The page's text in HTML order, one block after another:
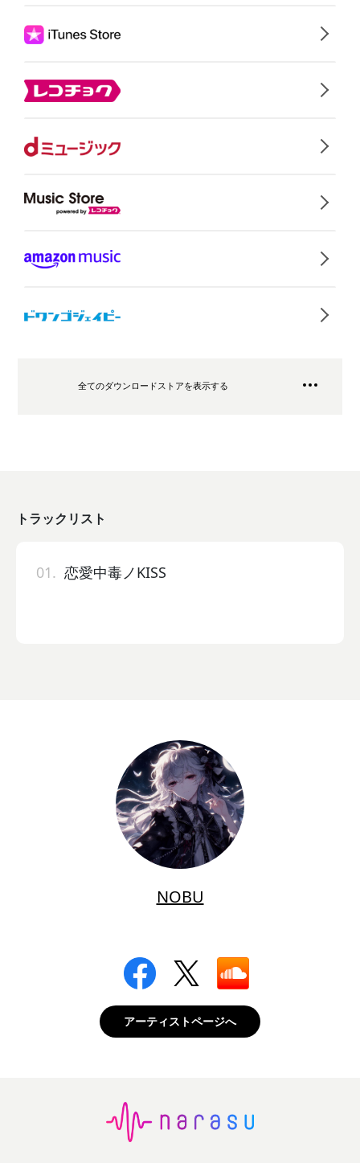
全てのダウンロードストアを表示する
トラックリスト
01. 恋愛中毒ノKISS
NOBU
アーティストページへ